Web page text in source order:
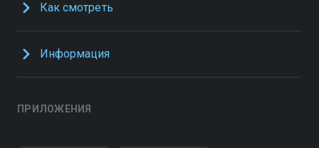
Как смотреть
Информация
ПРИЛОЖЕНИЯ